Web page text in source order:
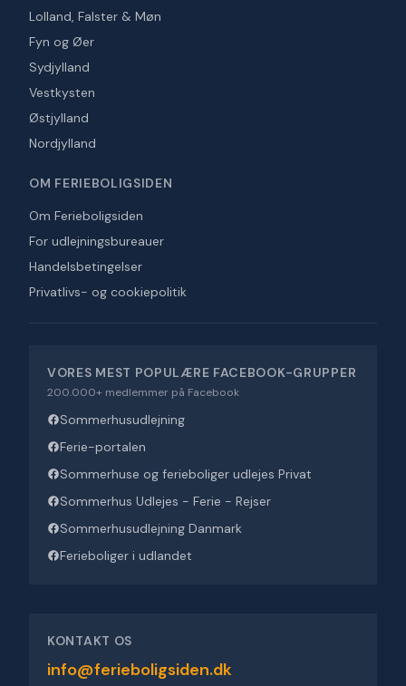
Lolland, Falster & Møn
Fyn og Øer
Sydjylland
Vestkysten
Østjylland
Nordjylland
OM FERIEBOLIGSIDEN
Om Ferieboligsiden
For udlejningsbureauer
Handelsbetingelser
Privatlivs- og cookiepolitik
VORES MEST POPULÆRE FACEBOOK-GRUPPER
200.000+ medlemmer på Facebook
Sommerhusudlejning
Ferie-portalen
Sommerhuse og ferieboliger udlejes Privat
Sommerhus Udlejes - Ferie - Rejser
Sommerhusudlejning Danmark
Ferieboliger i udlandet
KONTAKT OS
info@ferieboligsiden.dk